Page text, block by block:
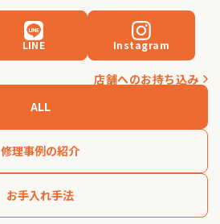
LINE Instagram
店舗へのお持ち込み
ALL
修理事例の紹介
お手入れ手法